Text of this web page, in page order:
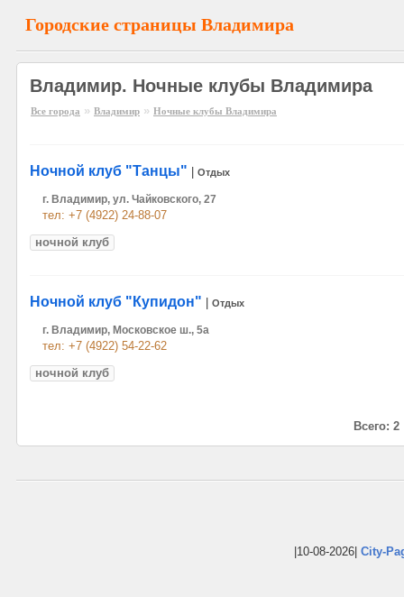
Городские страницы Владимира
Владимир. Ночные клубы Владимира
Все города » Владимир » Ночные клубы Владимира
Ночной клуб "Танцы" Отдых
г. Владимир, ул. Чайковского, 27
тел: +7 (4922) 24-88-07
ночной клуб
Ночной клуб "Купидон" Отдых
г. Владимир, Московское ш., 5а
тел: +7 (4922) 54-22-62
ночной клуб
Всего: 2
|10-08-2026| City-